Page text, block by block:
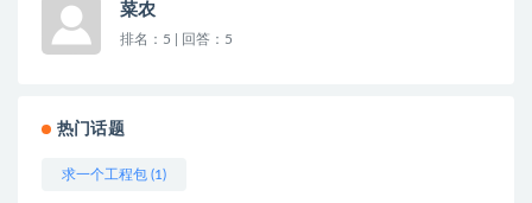
菜农
排名：5 | 回答：5
热门话题
求一个工程包 (1)